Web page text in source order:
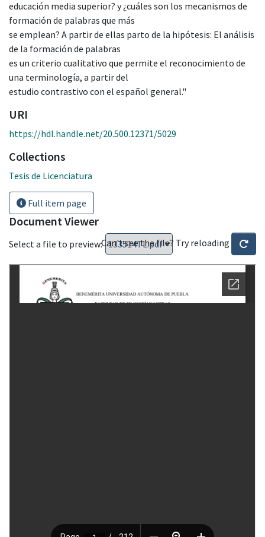
educación media superior? y ¿cuáles son los mecanismos de
formación de palabras que más
se emplean? A partir de ellas parto de la hipótesis: El análisis
de la formación de palabras
es un criterio cualitativo que permite el reconocimiento de
una terminología, a partir del
estudio contrastivo con el español general."
URI
https://hdl.handle.net/20.500.12371/5029
Collections
Tesis de Licenciatura
Full item page
Document Viewer
Select a file to preview:Can't see the file? Try reloading